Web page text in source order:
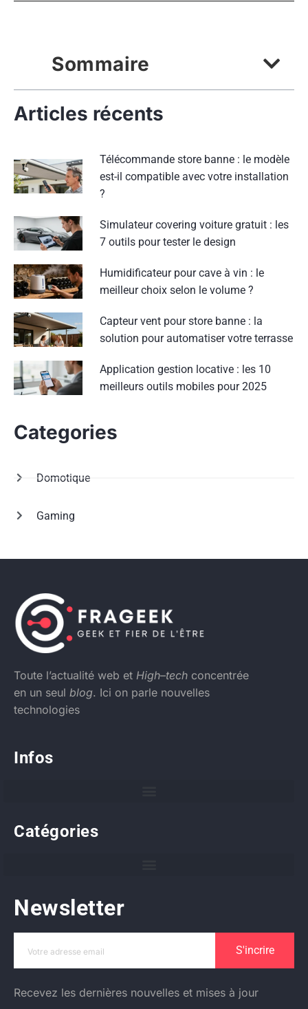
Sommaire
Articles récents
Télécommande store banne : le modèle
est-il compatible avec votre installation
?
Simulateur covering voiture gratuit : les
7 outils pour tester le design
Humidificateur pour cave à vin : le
meilleur choix selon le volume ?
Capteur vent pour store banne : la
solution pour automatiser votre terrasse
Application gestion locative : les 10
meilleurs outils mobiles pour 2025
Categories
Domotique
Gaming
Toute l’actualité web et High–tech concentrée
en un seul blog. Ici on parle nouvelles
technologies
Infos
Catégories
Newsletter
S'incrire
Recevez les dernières nouvelles et mises à jour